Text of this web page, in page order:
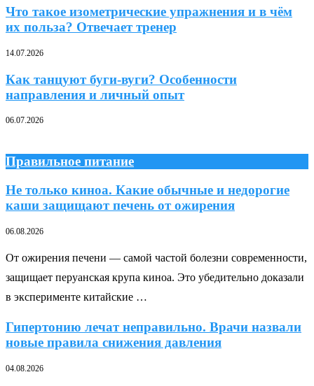
Что такое изометрические упражнения и в чём
их польза? Отвечает тренер
14.07.2026
Как танцуют буги-вуги? Особенности
направления и личный опыт
06.07.2026
Правильное питание
Не только киноа. Какие обычные и недорогие
каши защищают печень от ожирения
06.08.2026
От ожирения печени — самой частой болезни современности,
защищает перуанская крупа киноа. Это убедительно доказали
в эксперименте китайские …
Гипертонию лечат неправильно. Врачи назвали
новые правила снижения давления
04.08.2026